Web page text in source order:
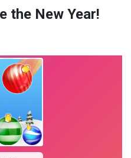
the New Year!